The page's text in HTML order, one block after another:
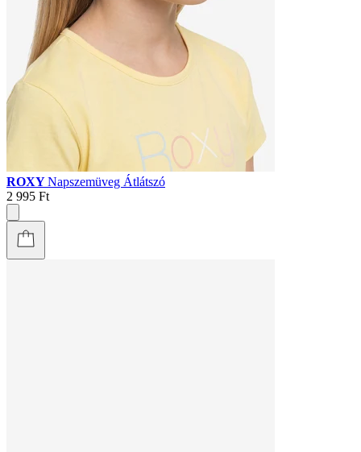
ROXYNapszemüveg Átlátszó
2 995 Ft